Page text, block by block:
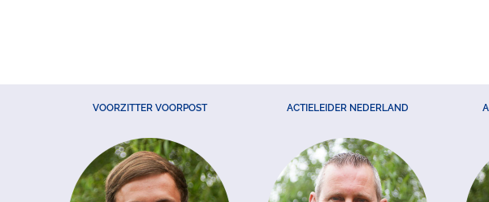
VOORZITTER VOORPOST ACTIELEIDER NEDERLAND